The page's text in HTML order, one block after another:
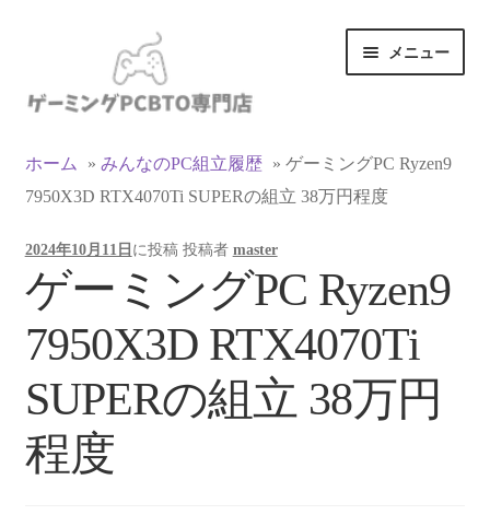
ゲ
ョ
ン
ス
キ
ッ
プ
テ
へ
ス
ッ
プ
メニュー
マイアカウント
支払い
お買い物カゴ
LINEでお問い合わせ
ホーム » みんなのPC組立履歴 » ゲーミングPC Ryzen9
7950X3D RTX4070Ti SUPERの組立 38万円程度
2024年10月11日 に投稿 投稿者 master
ゲーミングPC Ryzen9
7950X3D RTX4070Ti
SUPERの組立 38万円
程度